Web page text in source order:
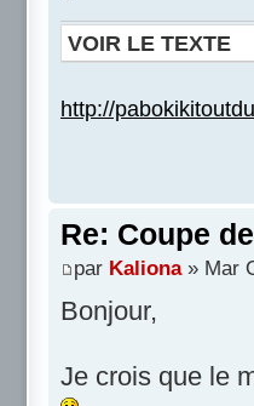
VOIR LE TEXTE
http://
Re: Coupe
par Kaliona» Mar
Bonjour,
Je crois que le